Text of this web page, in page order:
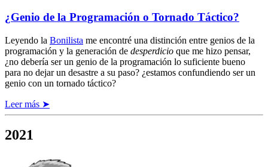
¿Genio de la Programación o Tornado Táctico?
Leyendo la Bonilista me encontré una distinción entre genios de la
programación y la generación de desperdicio que me hizo pensar,
¿no debería ser un genio de la programación lo suficiente bueno
para no dejar un desastre a su paso? ¿estamos confundiendo ser un
genio con un tornado táctico?
Leer más ➤
2021